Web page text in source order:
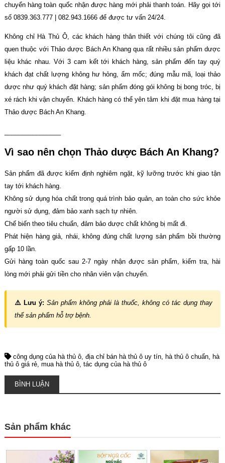
chuyển hàng toàn quốc nhận được hàng mới phải thanh toán. Hãy gọi tới
số 0839.363.777 | 082.943.1666 để được tư vấn 24/24.
Không chỉ Hà Thủ Ô, các khách hàng thân thiết với chúng tôi cũng đã
quen thuộc với Thảo dược Bách An Khang qua rất nhiều sản phẩm dược
liệu khác nhau. Với 3 cam kết tới khách hàng, sản phẩm đến tay quý
khách đạt chất lượng không hư hỏng, ẩm mốc; đúng mẫu mã, loại thảo
dược như quý khách đặt hàng; sản phẩm đóng gói không bị bong tróc, bị
xé rách khi vận chuyển. Khách hàng có thể yên tâm khi đặt mua hàng tại
Thảo dược Bách An Khang.
Vì sao nên chọn Thảo dược Bách An Khang?
Sản phẩm đã được kiểm định nghiêm ngặt, kỹ lưỡng trước khi giao tận
tay tới khách hàng.
Không sử dụng hóa chất trong quá trình bảo quản, an toàn cho sức khỏe
người sử dụng, đảm bảo xanh sạch tự nhiên.
Chế biến theo tiêu chuẩn, đảm bảo dược chất không bị mất đi.
Phát hiện hàng giả, nhái, không đúng chất lượng sản phẩm bồi thường
gấp 10 lần.
Gửi hàng toàn quốc sau 2-7 ngày nhận được sản phẩm, kiểm tra, hài
lòng mới phải gửi tiền cho nhân viên vận chuyển.
⚠️ Lưu ý: Sản phẩm không phải là thuốc, không có tác dụng thay
thế sản phẩm hỗ trợ bệnh.
công dụng của hà thủ ô địa chỉ bán hà thủ ô uy tín hà thủ ô chuẩn hà
thủ ô giá rẻ mua hà thủ ô tác dụng của hà thủ ô
BÌNH LUẬN
Sản phẩm khác